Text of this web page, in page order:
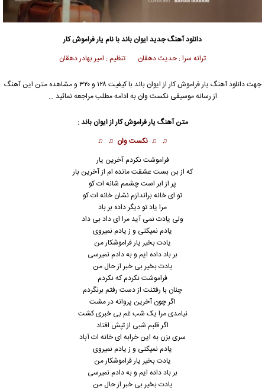
دانلود آهنگ جدیدایوان باندبا نام یار فراموش کار
ترانه سرا : حدیث دهقان تنظیم : امیر بهادر دهقان
جهت دانلود آهنگ یار فراموش کار از ایوان باند
با کیفیت ۱۲۸ و ۳۲۰ و مشاهده متن این آهنگ
از رسانه موسیقی نکست وان به ادامه مطلب مراجعه نمائید …
متن آهنگ یار فراموش کار ازایوان باند:
♫ ♫ نکست وان ♫ ♫
فراموشت نکردم آخرین یار
که از بن بست عشقت مانده ام از آخرین بار
پر از ابر است چشمم شانه ات کو
تو ای خانه براندازم نشان خانه ات کو
مرا یاد تو دیگر داده بر باد
ولی یادت نمی آید مرا ای داد بی داد
یادم نمیکنی و ز یادم نمیروی
یادت بخیر یار فراموشکار من
بر باد داده ایم و به دادم نمیرسی
یادت بخیر بی خبر از حال من
فراموشت نکردم که نکردم
چنان با رفتنت از دست رفتم برنگردم
اگر چون آخرین پروانه در مشت
نیامدی مرا یک شب غم بی خبری کشت
اگر قلبم شبی از تپش افتاد
سری بزن به این خرابه ای خانه ات آباد
یادم نمیکنی و ز یادم نمیروی
یادت بخیر یار فراموشکار من
بر باد داده ایم و به دادم نمیرسی
یادت بخیر بی خبر از حال من